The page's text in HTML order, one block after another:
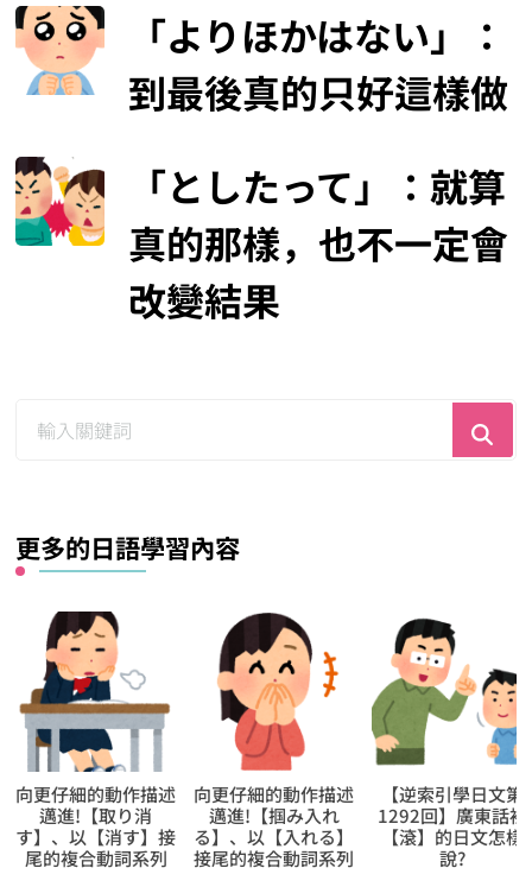
「よりほかはない」：
到最後真的只好這樣做
「としたって」：就算
真的那樣，也不一定會
改變結果
更多的日語學習內容
向更仔細的動作描述
邁進!【掴み入れ
る】、以【入れる】
接尾的複合動詞系列
【逆索引學日文第
1292回】廣東話裡
【滾】的日文怎樣
說?
【逆索引學日文第
1557回】廣東話裡
【轉】的日文怎樣
說?